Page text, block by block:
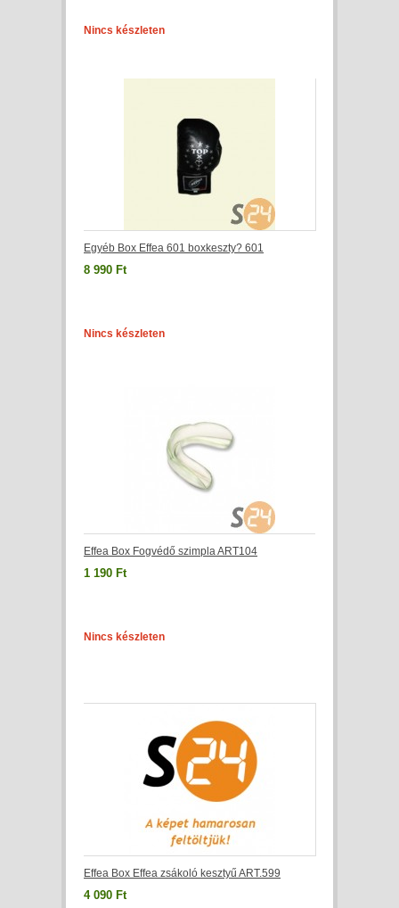
Nincs készleten
Egyéb Box Effea 601 boxkeszty? 601
8 990 Ft
Nincs készleten
Effea Box Fogvédő szimpla ART104
1 190 Ft
Nincs készleten
Effea Box Effea zsákoló kesztyű ART.599
4 090 Ft